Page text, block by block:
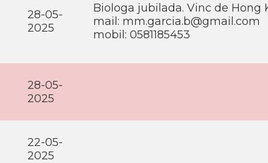
28-05-
2025
Biologa jubilada. Vinc de Hong
mail: mm.garcia.b@gmail.com
mobil: 0581185453
28-05-
2025
22-05-
2025